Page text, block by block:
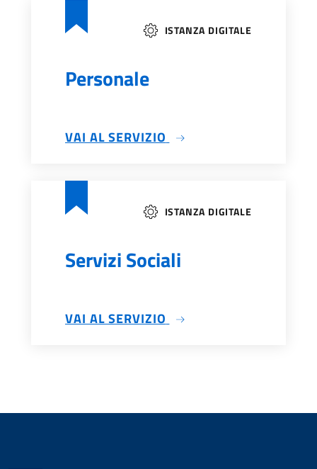
ISTANZA DIGITALE
Personale
VAI AL SERVIZIO
ISTANZA DIGITALE
Servizi Sociali
VAI AL SERVIZIO